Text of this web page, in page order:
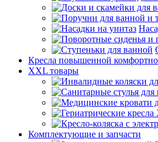
Кресла повышенной
XXL товары
Комплектующие и запчасти